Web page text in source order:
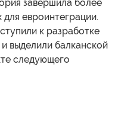
завершила более
евроинтеграции.
к разработке
выделили балканской
следующего